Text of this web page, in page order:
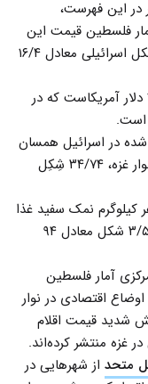
دیگر در این فهرست،
فلسطین قیمت این
نوع از گوجه‌فرنگی را هر کیلو در حدود ۶۱/۱ شکل اسرائیلی معادل ۱۶/۴
میانگین‌قیمت این دو نوع گوجه‌فرنگی ۱۷/۸۲ دلار آمریکاست که در
است.
شده در اسرائیل همسان
است، قیمت هر کیلو پیاز در ماه سپتامبر در نوار غزه، ۳۴/۷۴ شِکِل
کیلوگرم نمک سفید غذا
را در ماه سپتامبر در منطقه نوار غزه، کیلویی ۳/۵ شکل معادل ۹۴
آمار فلسطین
اقتصادی در نوار
شدید قیمت اقلام
غزه منتشر کرده‌اند.
متحد از شهرهایی در